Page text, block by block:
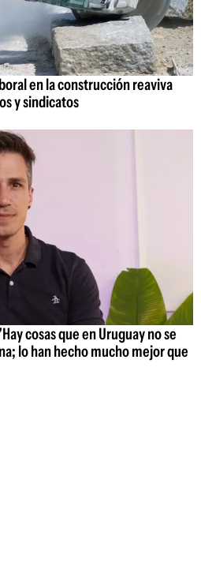
en la construcción reaviva
y sindicatos
cosas que en Uruguay no se
lo han hecho mucho mejor que